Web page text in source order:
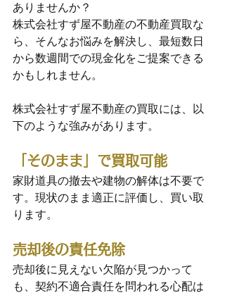
ありませんか？
株式会社すず屋不動産の不動産買取な
ら、そんなお悩みを解決し、最短数日
から数週間での現金化をご提案できる
かもしれません。
株式会社すず屋不動産の買取には、以
下のような強みがあります。
「そのまま」で買取可能
家財道具の撤去や建物の解体は不要で
す。現状のまま適正に評価し、買い取
ります。
売却後の責任免除
売却後に見えない欠陥が見つかって
も、契約不適合責任を問われる心配は